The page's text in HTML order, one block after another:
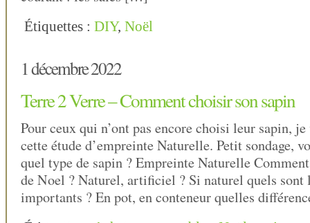
Étiquettes : DIY, Noël
1 décembre 2022
Terre 2 Verre – Comment choisir son sapin
Pour ceux qui n’ont pas encore choisi leur sapin,
cette étude d’empreinte Naturelle. Petit sondage,
quel type de sapin ? Empreinte Naturelle
de Noel ? Naturel, artificiel ? Si naturel quels sont
importants ? En pot, en conteneur quelles